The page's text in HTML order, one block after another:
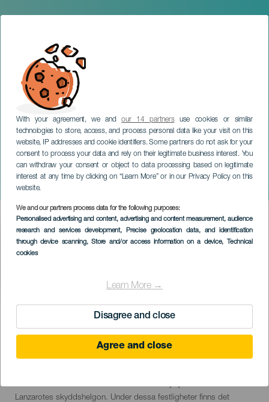
With your agreement, we andour 14 partnersuse cookies or similar
technologies to store, access, and process personal data like your visit on this
website, IP addresses and cookie identifiers. Some partners do not ask for your
consent to process your data and rely on their legitimate business interest. You
can withdraw your consent or object to data processing based on legitimate
interest at any time by clicking on “Learn More” or in our Privacy Policy on this
website.
We and our partners process data for the following purposes:
Personalised advertising and content, advertising and content measurement, audience
research and services development, Precise geolocation data, and identification
through device scanning, Store and/or access information on a device, Technical
cookies
Learn More →
Disagree and close
Agree and close
Fiestas de San Marcial de
Rubicón en Lanzarote
LANZAROTE
Imagen
Listado
del
Lanzarotes skyddshelgon. Under dessa festligheter finns det